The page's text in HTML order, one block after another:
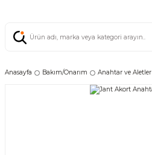
Anasayfa Bakım/Onarım Anahtar ve Aletler